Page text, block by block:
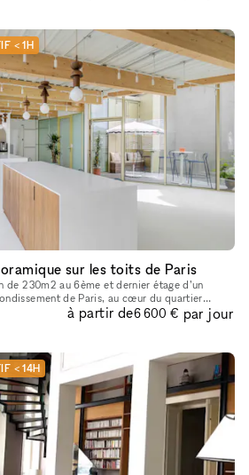
< 1H
sur les toits de Paris
de 230m2 au 6ème et dernier étage d’un
de Paris, au cœur du quartier
vitré, il domine le paysa
à partir de6 600 € par jour
< 14H